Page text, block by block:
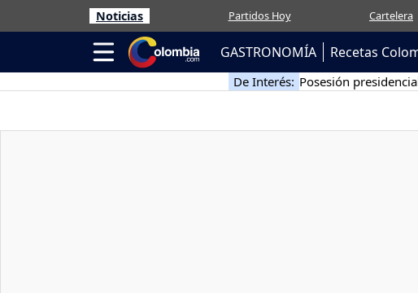
Noticias Partidos Hoy Cartelera
GASTRONOMÍA Recetas
De Interés: Posesión